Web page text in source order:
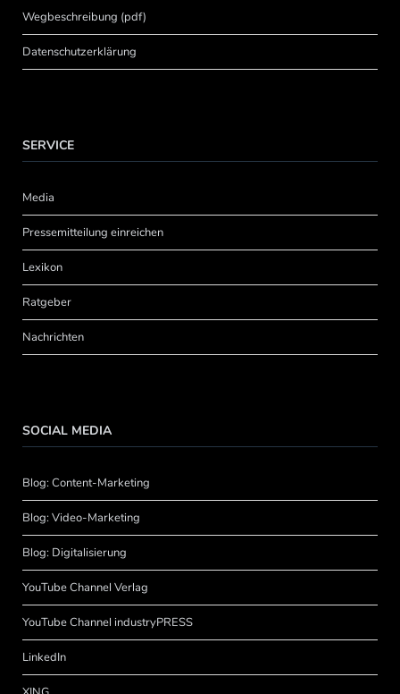
Wegbeschreibung (pdf)
Datenschutzerklärung
SERVICE
Media
Pressemitteilung einreichen
Lexikon
Ratgeber
Nachrichten
SOCIAL MEDIA
Blog: Content-Marketing
Blog: Video-Marketing
Blog: Digitalisierung
YouTube Channel Verlag
YouTube Channel industryPRESS
LinkedIn